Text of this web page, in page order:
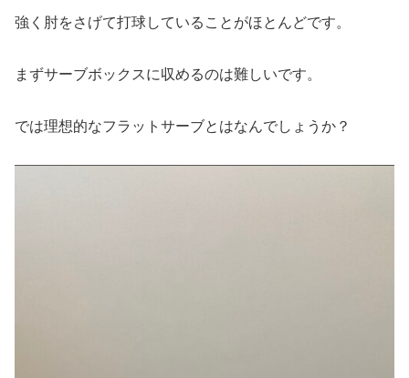
強く肘をさげて打球していることがほとんどです。
まずサーブボックスに収めるのは難しいです。
では理想的なフラットサーブとはなんでしょうか？